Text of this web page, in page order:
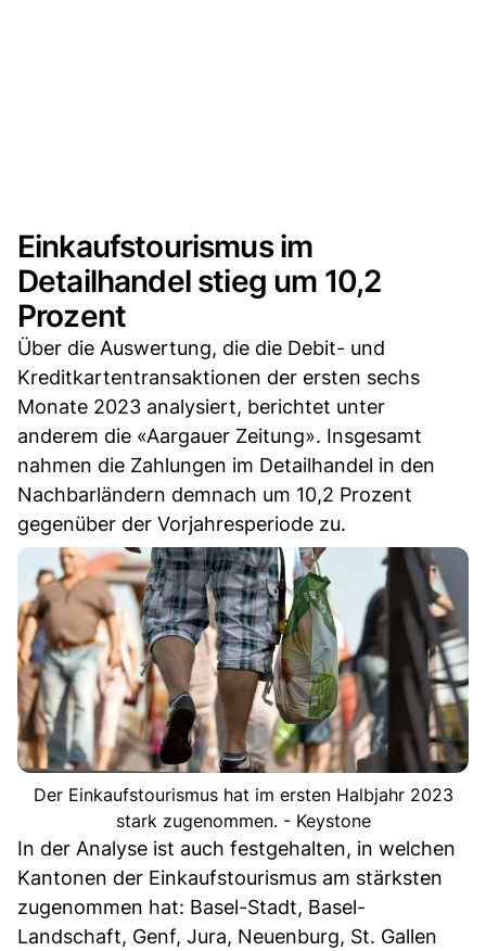
Einkaufstourismus im
Detailhandel stieg um 10,2
Prozent
Über die Auswertung, die die Debit- und
Kreditkartentransaktionen der ersten sechs
Monate 2023 analysiert, berichtet unter
anderem die «Aargauer Zeitung». Insgesamt
nahmen die Zahlungen im Detailhandel in den
Nachbarländern demnach um 10,2 Prozent
gegenüber der Vorjahresperiode zu.
Der Einkaufstourismus hat im ersten Halbjahr 2023
stark zugenommen. - Keystone
In der Analyse ist auch festgehalten, in welchen
Kantonen der Einkaufstourismus am stärksten
zugenommen hat: Basel-Stadt, Basel-
Landschaft, Genf, Jura, Neuenburg, St. Gallen